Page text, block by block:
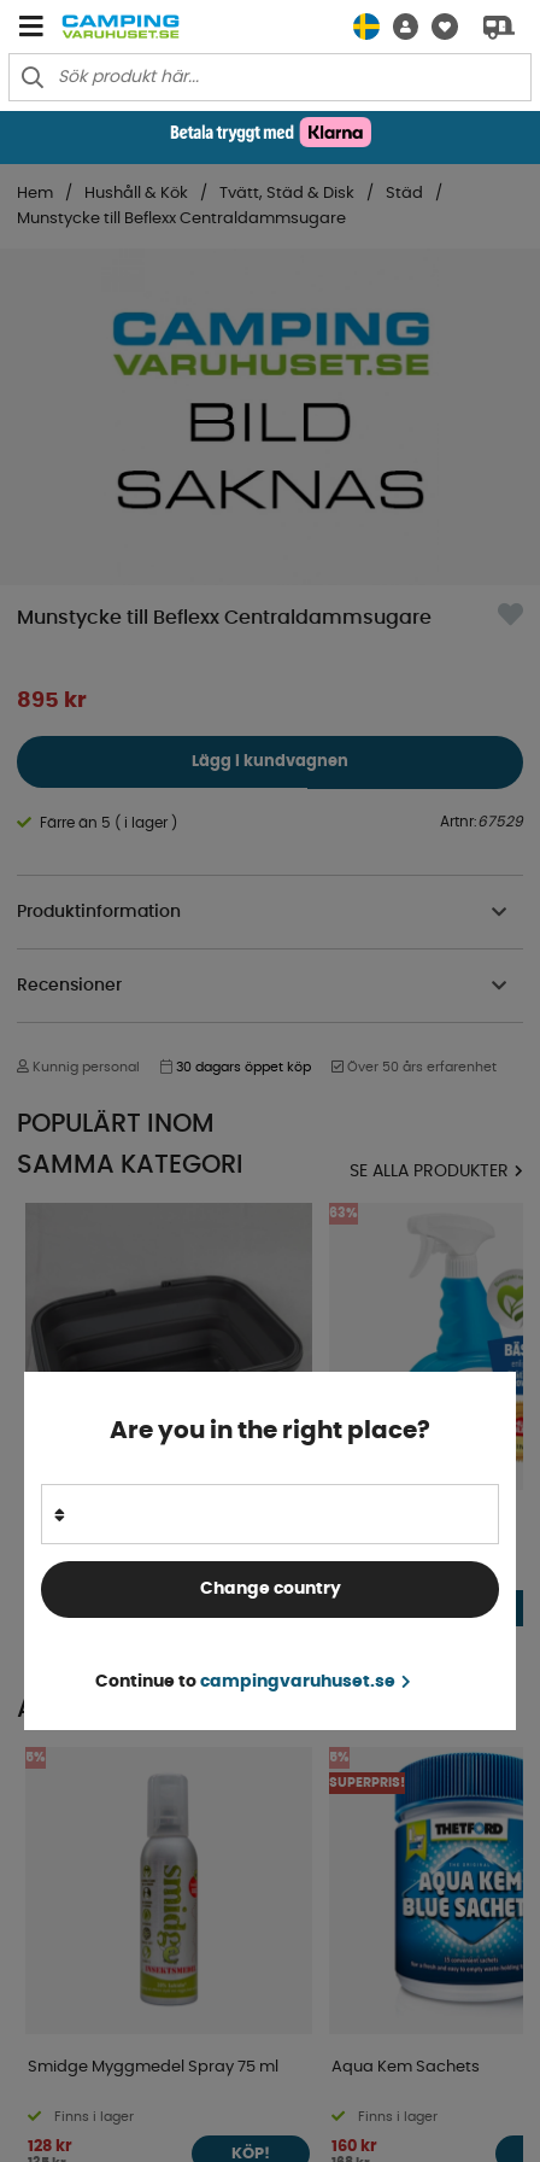
Hem Hushåll & Kök Tvätt, Städ & Disk
Städ
Munstycke till Beflexx Centraldammsugare
Munstycke till Beflexx Centraldammsugare
895 kr
Lägg i kundvagnen
Färre än 5 ( i lager ) Artnr:67529
Produktinformation
Recensioner
Kunnig personal 30 dagars öppet köp Över 50 års erfarenhet
POPULÄRT INOM
SAMMA KATEGORI
SE ALLA PRODUKTER
Korg/Diskbalja Hopvikbar 16L Grå
169 kr
63%
59 kr
159 kr
ANDRA KÖPTE ÄVEN
5%
Smidge Myggmedel Spray 75 ml
Finns i lager
128 kr KÖP!
5%
SUPERPRIS!
Aqua Kem Sachets
Finns i lager
160 kr
Are you in the right place?
Change country
Continue to campingvaruhuset.se